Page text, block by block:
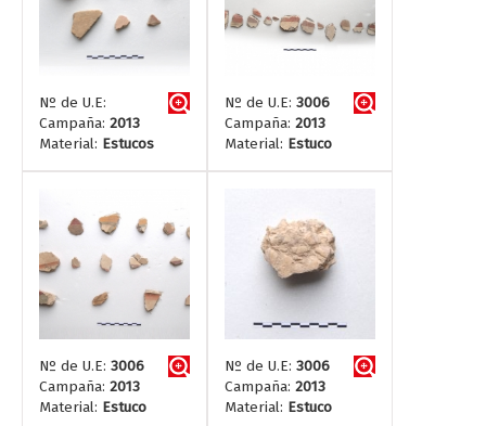
Nº de U.E:
Campaña: 2013
Material: Estucos
Nº de U.E: 3006
Campaña: 2013
Material: Estuco
Nº de U.E: 3006
Campaña: 2013
Material: Estuco
Nº de U.E: 3006
Campaña: 2013
Material: Estuco